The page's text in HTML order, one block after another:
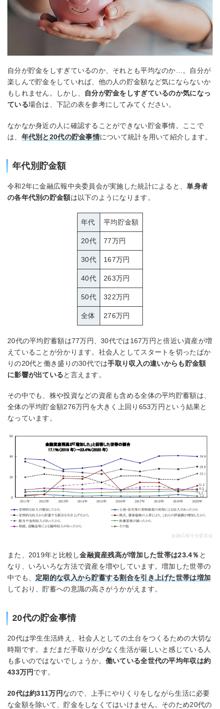
自分が貯金をしすぎているのか、それとも平均なのか…。自分が
楽しんで貯金をしていれば、他の人の貯金額など気にならないか
もしれません。しかし、
自分が貯金をしすぎているのか気になっ
ている場合は、下記の表を参考にしてみてください。
なかなか身近の人に確認することができない貯金事情。ここで
は、 年代別と20代の貯金事情について統計を用いて紹介します。
年代別貯金額
令和2年に金融広報中央委員会が実施した統計によると、単身者
の各年代別の貯金額は以下のようになります。
年代 平均貯金額
20代 77万円
30代 167万円
40代 263万円
50代 322万円
全体 276万円
20代の平均貯蓄額は77万円、30代では167万円と倍近い資産が増
えていることが分かります。社会人としてスタートを切ったばか
りの20代と働き盛りの30代では手取り収入の違いからも貯金額
に影響が出ていると言えます。
その中でも、株や投資などの資産も含める全体の平均貯蓄額は、
全体の平均貯金額276万円を大きく上回り653万円という結果と
なっています。
金融広報中央委員会
また、2019年と比較し金融資産残高が増加した世帯は23.4％ と
なり、いろいろな方法で資産を増やしています。増加した世帯の
中でも、 定期的な収入から貯蓄する割合を引き上げた世帯は増加
しており、貯蓄への意識の高さがうかがえます。
20代の貯金事情
20代は学生生活終え、社会人としての土台をつくるための大切な
時期です。まだまだ手取りが少なく生活が厳しいと感じている人
も多いのではないでしょうか。 働いている全世代の平均年収は約
433万円です。
20代は約311万円なので、上手にやりくりをしながら生活に必要
な金額を除いて、貯金をしなくてはいけません。そのため20代の